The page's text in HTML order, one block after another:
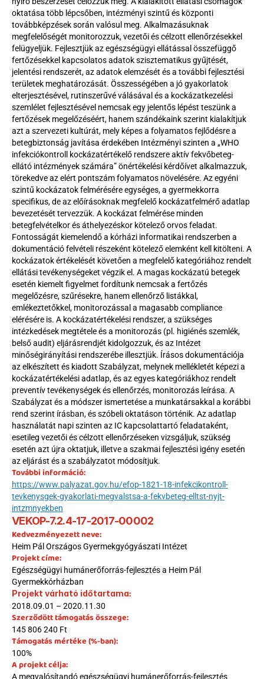
oktatása több lépcsőben, intézményi szintű és központi
továbbképzések során valósul meg. Alkalmazásuknak
megfelelőségét monitorozzuk, vezetői és célzott ellenőrzésekkel
felügyeljük. Fejlesztjük az egészségügyi ellátással összefüggő
fertőzésekkel kapcsolatos adatok szisztematikus gyűjtését,
jelentési rendszerét, az adatok elemzését és a további fejlesztési
területek meghatározását. Összességében a jó gyakorlatok
elterjesztésével, rutinszerűvé válásával és a kockázatkezelési
szemlélet fejlesztésével nemcsak egy jelentős lépést teszünk a
fertőzések megelőzéséért, hanem szándékaink szerint kialakítjuk
azt a szervezeti kultúrát, mely képes a folyamatos fejlődésre a
betegbiztonság javítása érdekében Intézményi szinten a „WHO
infekciókontroll kockázatértékelő rendszere aktív fekvőbeteg-
ellátó intézmények számára” önértékelési kérdőívet alkalmazzuk,
törekedve az elért pontszám folyamatos növelésére. Az egyéni
szintű kockázatok felmérésére egységes, a gyermekkorra
specifikus, de az előírásoknak megfelelő kockázatfelmérő adatlap
bevezetését tervezzük. A kockázat felmérése minden
betegfelvételkor és áthelyezéskor kötelező orvos feladat.
Fontosságát kiemelendő a kórházi informatikai rendszerben a
dokumentáció felvételi részeként kötelező elemként kell kitölteni. A
kockázatok értékelését követően a megfelelő kategóriához rendelt
ellátási tevékenységeket végzik el. A magas kockázatú betegek
esetén kiemelt figyelmet fordítunk nemcsak a fertőzés
megelőzésre, szűrésekre, hanem ellenőrző listákkal,
emlékeztetőkkel, monitorozással a magasabb compliance
elérésére is. A kockázatértékelési rendszer, a szükséges
intézkedések megtétele és a monitorozás (pl. higiénés szemlék,
belső audit) eljárásrendjét kidolgozzuk, és az Intézet
minőségirányítási rendszerébe illesztjük. Írásos dokumentációja
az elkészített és kiadott Szabályzat, melynek mellékletét képezi a
kockázatértékelési adatlap, és az egyes kategóriákhoz rendelt
preventív tevékenységek és ellenőrzés, monitorozás leírása. A
Szabályzat és a módszer ismertetése a munkatársakkal a korábbi
rend szerint írásban, és szóbeli oktatáson történik. Az adatlap
használatát napi szinten az IC kapcsolattartó feladataként,
esetileg vezetői és célzott ellenőrzéseken vizsgáljuk, szükség
esetén azt újra oktatjuk, illetve a szakmai fejlesztési igény esetén
az eljárást és a szabályzatot módosítjuk.
További információ:
https://www.palyazat.gov.hu/efop-1821-18-infekcikontroll-
tevkenysgek-gyakorlati-megvalstsa-a-fekvbeteg-elltst-nyjt-
intzmnyekben
VEKOP-7.2.4-17-2017-00002
Kedvezményezett neve:
Heim Pál Országos Gyermekgyógyászati Intézet
Projekt címe:
Egészségügyi humánerőforrás-fejlesztés a Heim Pál
Gyermekkórházban
Projekt várható időtartama:
2018.09.01 – 2020.11.30
Szerződött támogatás összege:
145 806 240 Ft
Támogatás mértéke (%-ban):
100%
A projekt célja:
A megvalósítandó egészségügyi humánerőforrás-fejlesztés